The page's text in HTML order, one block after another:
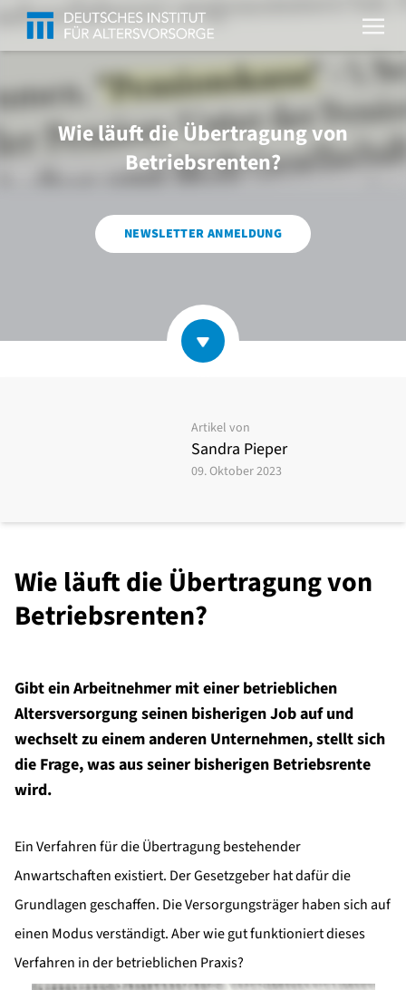
Wie läuft die Übertragung von
Betriebsrenten?
NEWSLETTER ANMELDUNG
Artikel von
Sandra Pieper
09. Oktober 2023
Wie läuft die Übertragung von
Betriebsrenten?
Gibt ein Arbeitnehmer mit einer betrieblichen
Altersversorgung seinen bisherigen Job auf und
wechselt zu einem anderen Unternehmen, stellt sich
die Frage, was aus seiner bisherigen Betriebsrente
wird.
Ein Verfahren für die Übertragung bestehender
Anwartschaften existiert. Der Gesetzgeber hat dafür die
Grundlagen geschaffen. Die Versorgungsträger haben sich auf
einen Modus verständigt. Aber wie gut funktioniert dieses
Verfahren in der betrieblichen Praxis?